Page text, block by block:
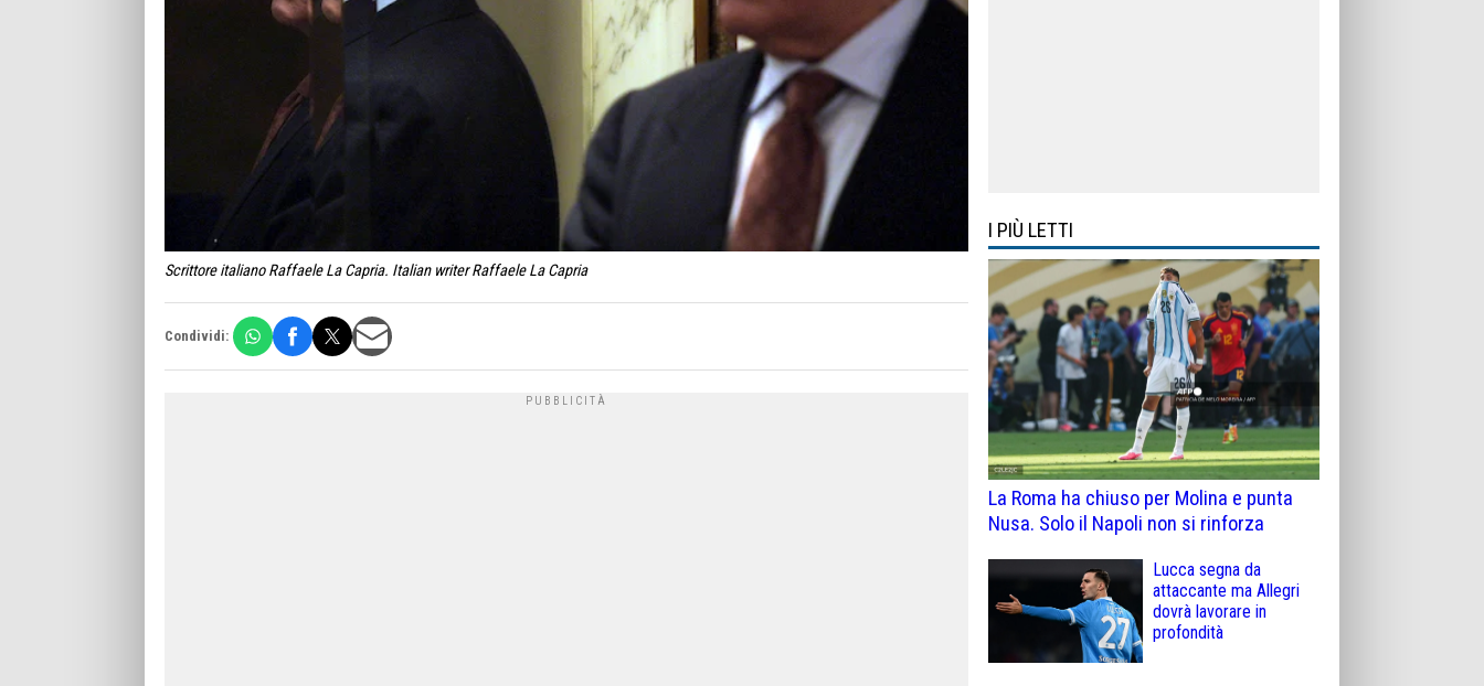
Scrittore italiano Raffaele La Capria. Italian writer Raffaele La Capria
Condividi:
I PIÙ LETTI
La Roma ha chiuso per Molina e punta
Nusa. Solo il Napoli non si rinforza
Lucca segna da
attaccante ma Allegri
dovrà lavorare in
profondità